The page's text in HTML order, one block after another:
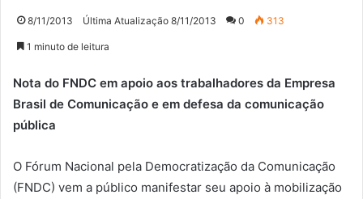
8/11/2013 Última Atualização 8/11/2013 0 313
1 minuto de leitura
Nota do FNDC em apoio aos trabalhadores da Empresa
Brasil de Comunicação e em defesa da comunicação
pública
O Fórum Nacional pela Democratização da Comunicação
(FNDC) vem a público manifestar seu apoio à mobilização